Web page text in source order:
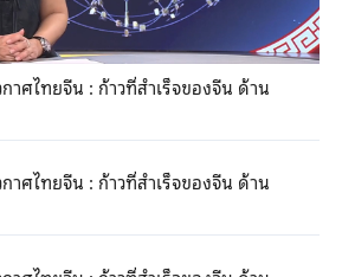
าศไทยจีน : ก้าวที่สำเร็จของจีน ด้าน
าศไทยจีน : ก้าวที่สำเร็จของจีน ด้าน